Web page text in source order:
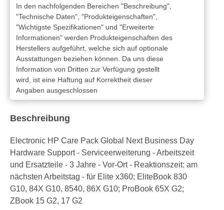
In den nachfolgenden Bereichen "Beschreibung",
"Technische Daten", "Produkteigenschaften",
"Wichtigste Spezifikationen" und "Erweiterte
Informationen" werden Produkteigenschaften des
Herstellers aufgeführt, welche sich auf optionale
Ausstattungen beziehen können. Da uns diese
Information von Dritten zur Verfügung gestellt
wird, ist eine Haftung auf Korrektheit dieser
Angaben ausgeschlossen
Beschreibung
Electronic HP Care Pack Global Next Business Day
Hardware Support - Serviceerweiterung - Arbeitszeit
und Ersatzteile - 3 Jahre - Vor-Ort - Reaktionszeit: am
nächsten Arbeitstag - für Elite x360; EliteBook 830
G10, 84X G10, 8540, 86X G10; ProBook 65X G2;
ZBook 15 G2, 17 G2